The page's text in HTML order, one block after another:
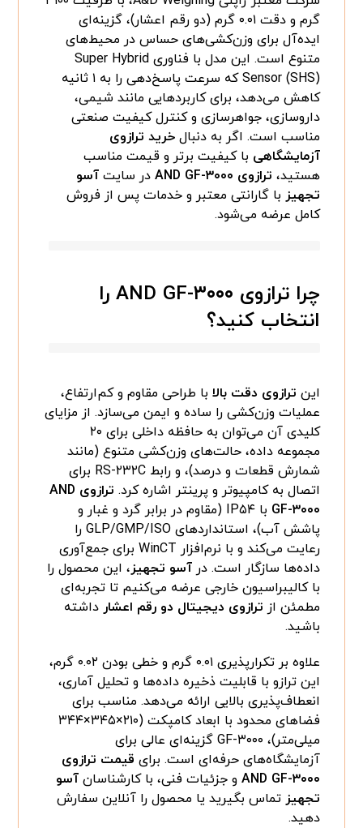
گرم و دقت ۰.۰۱ گرم (دو رقم اعشار)، گزینه‌ای
ایده‌آل برای وزن‌کشی‌های حساس در محیط‌های
متنوع است. این مدل با فناوری Super Hybrid
Sensor (SHS) که سرعت پاسخ‌دهی را به ۱ ثانیه
کاهش می‌دهد، برای کاربردهایی مانند شیمی،
داروسازی، جواهرسازی و کنترل کیفیت صنعتی
مناسب است. اگر به دنبالخرید ترازوی
آزمایشگاهی با کیفیت برتر و قیمت مناسب
هستید، ترازوی AND GF-۳۰۰۰ در سایتآسو
تجهیز با گارانتی معتبر و خدمات پس از فروش
کامل عرضه می‌شود.
چرا ترازوی AND GF-۳۰۰۰ را
انتخاب کنید؟
این ترازوی دقت بالا با طراحی مقاوم و کم‌ارتفاع،
عملیات وزن‌کشی را ساده و ایمن می‌سازد. از مزایای
کلیدی آن می‌توان به حافظه داخلی برای ۲۰
مجموعه داده، حالت‌های وزن‌کشی متنوع (مانند
شمارش قطعات و درصد)، و رابط RS-۲۳۲C برای
اتصال به کامپیوتر و پرینتر اشاره کرد.
ترازوی AND
GF-۳۰۰۰
با IP۵۴ (مقاوم در برابر گرد و غبار و
پاشش آب)، استانداردهای GLP/GMP/ISO را
رعایت می‌کند و با نرم‌افزار WinCT برای جمع‌آوری
داده‌ها سازگار است. درآسو تجهیز، این محصول را
با کالیبراسیون خارجی عرضه می‌کنیم تا تجربه‌ای
مطمئن از ترازوی دیجیتال دو رقم اعشار داشته
باشید.
علاوه بر تکرارپذیری ۰.۰۱ گرم و خطی بودن ۰.۰۲ گرم،
این ترازو با قابلیت ذخیره داده‌ها و تحلیل آماری،
انعطاف‌پذیری بالایی ارائه می‌دهد. مناسب برای
فضاهای محدود با ابعاد کامپکت (۲۱۰×۳۴۵×۳۴۴
میلی‌متر)، GF-۳۰۰۰ گزینه‌ای عالی برای
آزمایشگاه‌های حرفه‌ای است. برای قیمت ترازوی
AND GF-۳۰۰۰ و جزئیات فنی، با کارشناسانآسو
تجهیز تماس بگیرید یا محصول را آنلاین سفارش
دهید.